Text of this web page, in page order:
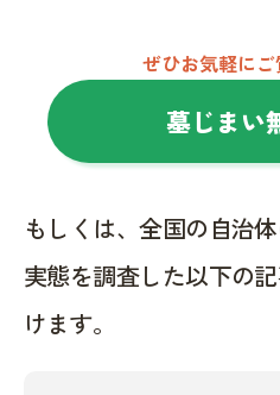
ぜひお気軽に
墓じまい
もしくは、全国の自治
実態を調査した以下の
けます。